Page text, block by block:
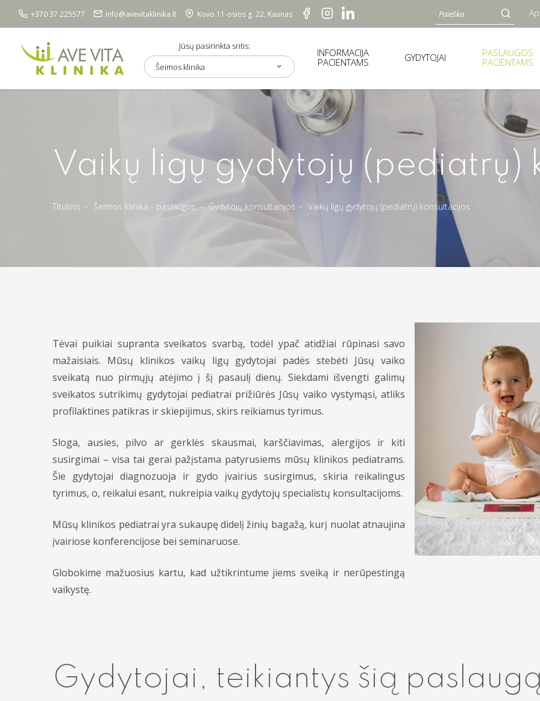
+370 37 225577 info@avevitaklinika.lt Kovo 11-osios g. 22, Kaunas
Jūsų pasirinkta sritis:
Šeimos klinika
INFORMACIJA
PACIENTAMS
GYDYTOJAI
PASLAUGOS
PACIENTAMS
Vaikų ligų gydytojų (pediatrų)
Titulinis Šeimos klinika - paslaugos Gydytojų konsultacijos Vaikų ligų gydytojų (pediatrų) konsultacijos
Tėvai puikiai supranta sveikatos svarbą, todėl ypač atidžiai rūpinasi savo
mažaisiais. Mūsų klinikos vaikų ligų gydytojai padės stebėti Jūsų vaiko
sveikatą nuo pirmųjų atėjimo į šį pasaulį dienų. Siekdami išvengti galimų
sveikatos sutrikimų gydytojai pediatrai prižiūrės Jūsų vaiko vystymąsi, atliks
profilaktines patikras ir skiepijimus, skirs reikiamus tyrimus.
Sloga, ausies, pilvo ar gerklės skausmai, karščiavimas, alergijos ir kiti
susirgimai – visa tai gerai pažįstama patyrusiems mūsų klinikos pediatrams.
Šie gydytojai diagnozuoja ir gydo įvairius susirgimus, skiria reikalingus
tyrimus, o, reikalui esant, nukreipia vaikų gydytojų specialistų konsultacijoms.
Mūsų klinikos pediatrai yra sukaupę didelį žinių bagažą, kurį nuolat atnaujina
įvairiose konferencijose bei seminaruose.
Globokime mažuosius kartu, kad užtikrintume jiems sveiką ir nerūpestingą
vaikystę.
Gydytojai, teikiantys šią